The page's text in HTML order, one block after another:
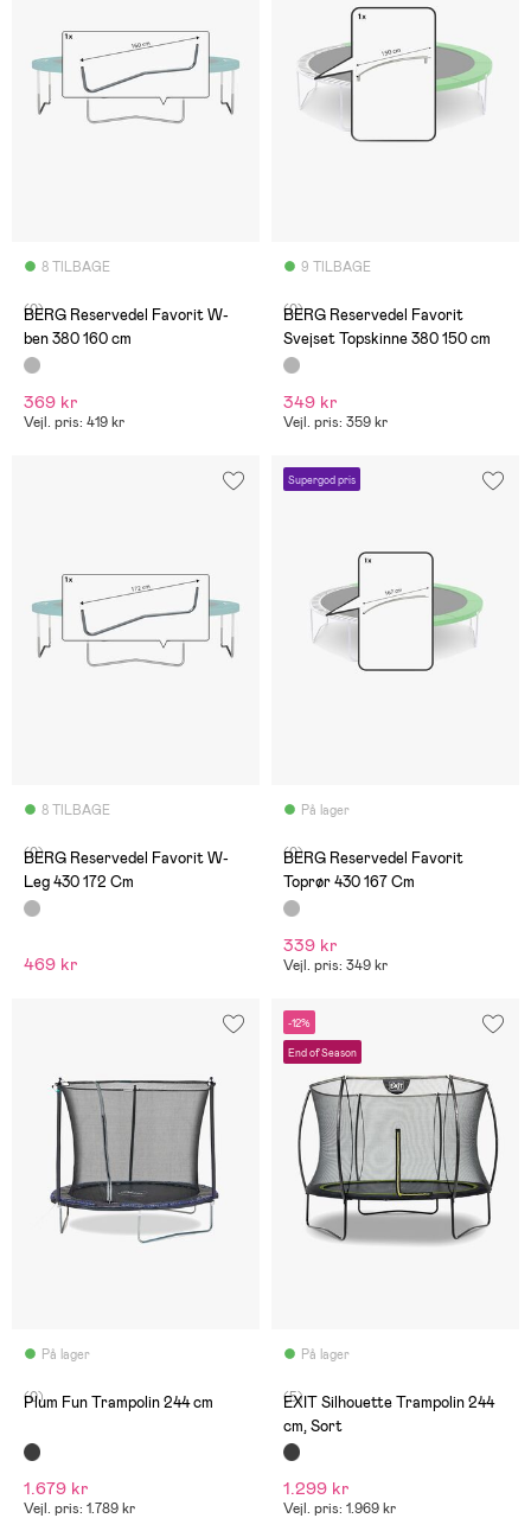
8 TILBAGE
(0)
BERG Reservedel Favorit W-
ben 380 160 cm
369 kr
Vejl. pris: 419 kr
9 TILBAGE
(0)
BERG Reservedel Favorit
Svejset Topskinne 380 150 cm
349 kr
Vejl. pris: 359 kr
8 TILBAGE
(0)
BERG Reservedel Favorit W-
Leg 430 172 Cm
469 kr
Supergod pris
På lager
(0)
BERG Reservedel Favorit
Toprør 430 167 Cm
339 kr
Vejl. pris: 349 kr
På lager
(0)
Plum Fun Trampolin 244 cm
1.679 kr
Vejl. pris: 1.789 kr
-12%
End of Season
På lager
(5)
EXIT Silhouette Trampolin 244
cm, Sort
1.299 kr
Vejl. pris: 1.969 kr